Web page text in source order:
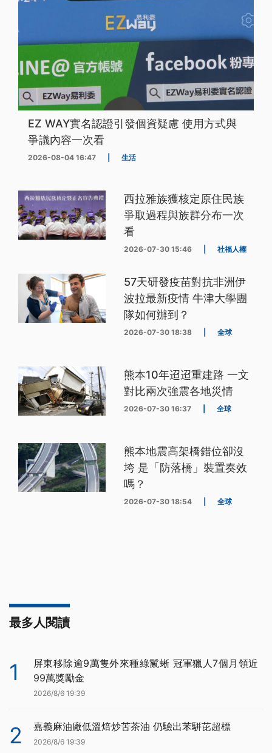
EZ WAY實名認證引發個資疑慮 使用方式與
爭議內容一次看
2026-08-04 16:47 生活
西拉雅族獲核定原住民族
爭取過程與族群分布一次
看
2026-07-30 15:46 社福人權
57天研發疫苗對抗非洲伊
波拉最新疫情 牛津大學團
隊如何辦到？
2026-07-30 18:38 全球
熊本10年迢迢重建路 一文
對比兩次強震各地災情
2026-07-30 16:37 全球
熊本地震高架橋錯位卻沒
垮 是「防落橋」裝置奏效
嗎？
2026-07-30 18:54 全球
最多人閱讀
1
屏東移除逾9萬隻外來種綠鬣蜥 冠軍獵人7個月領近
99萬獎勵金
2026/8/6 19:39
2 嘉義麻油廠低溫焙炒苦茶油 仍驗出苯駢芘超標
2026/8/6 19:39